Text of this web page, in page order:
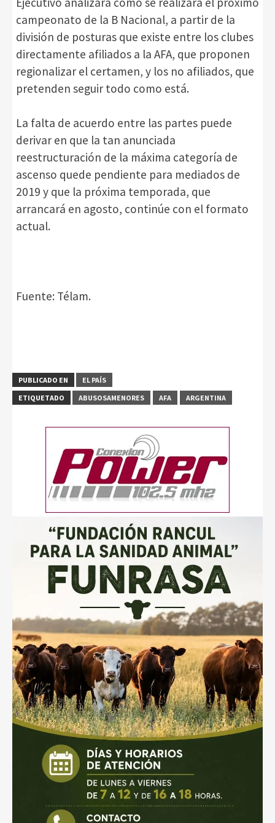
campeonato de la B Nacional, a partir de la
división de posturas que existe entre los clubes
directamente afiliados a la AFA, que proponen
regionalizar el certamen, y los no afiliados, que
pretenden seguir todo como está.
La falta de acuerdo entre las partes puede
derivar en que la tan anunciada
reestructuración de la máxima categoría de
ascenso quede pendiente para mediados de
2019 y que la próxima temporada, que
arrancará en agosto, continúe con el formato
actual.
Fuente: Télam.
PUBLICADO EN
EL PAÍS
ETIQUETADO
ABUSOSAMENORES AFA ARGENTINA